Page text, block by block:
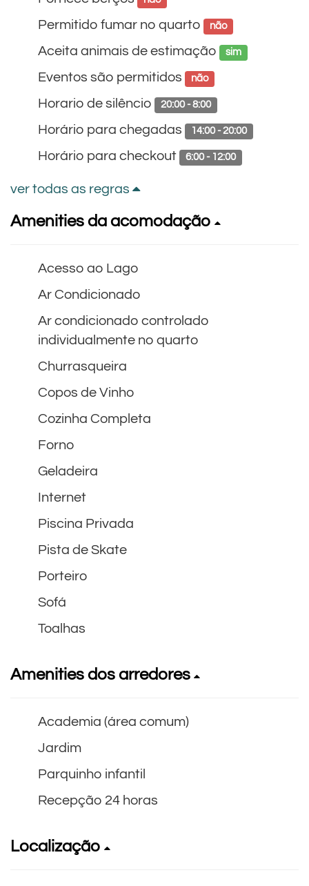
Permitido fumar no quarto não
Aceita animais de estimação sim
Eventos são permitidos não
Horario de silêncio 20:00 - 8:00
Horário para chegadas 14:00 - 20:00
Horário para checkout 6:00 - 12:00
ver todas as regras
Amenities da acomodação
Acesso ao Lago
Ar Condicionado
Ar condicionado controlado
individualmente no quarto
Churrasqueira
Copos de Vinho
Cozinha Completa
Forno
Geladeira
Internet
Piscina Privada
Pista de Skate
Porteiro
Sofá
Toalhas
Amenities dos arredores
Academia (área comum)
Jardim
Parquinho infantil
Recepção 24 horas
Localização